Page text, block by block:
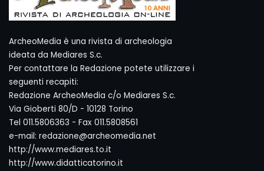
ArcheoMedia è una rivista di archeologia
ideata da Mediares S.c.
Per contattare la Redazione potete utilizzare i
seguenti recapiti:
Redazione ArcheoMedia c/o Mediares S.c.
Via Gioberti 80/D - 10128 Torino
Tel 011.5806363 - Fax 011.5808561
e-mail: redazione@archeomedia.net
http://www.mediares.to.it
http://www.didatticatorino.it